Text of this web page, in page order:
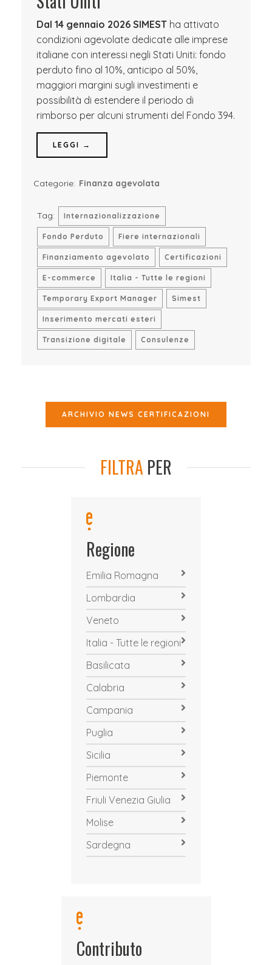
Dal 14 gennaio 2026 SIMEST ha attivato
condizioni agevolate dedicate alle imprese
italiane con interessi negli Stati Uniti: fondo
perduto fino al 10%, anticipo al 50%,
maggiori margini sugli investimenti e
possibilità di estendere il periodo di
rimborso per alcuni strumenti del Fondo 394.
LEGGI →
Categorie: Finanza agevolata
Tag: Internazionalizzazione
Fondo Perduto Fiere internazionali
Finanziamento agevolato Certificazioni
E-commerce Italia - Tutte le regioni
Temporary Export Manager Simest
Inserimento mercati esteri
Transizione digitale Consulenze
ARCHIVIO NEWS CERTIFICAZIONI
FILTRA PER
Regione
Emilia Romagna
Lombardia
Veneto
Italia - Tutte le regioni
Basilicata
Calabria
Campania
Puglia
Sicilia
Piemonte
Friuli Venezia Giulia
Molise
Sardegna
Contributo